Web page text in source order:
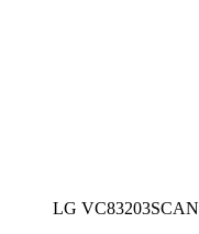
LG VC83203SCAN